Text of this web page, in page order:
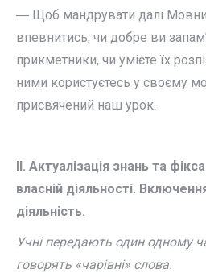
― Щоб мандрувати далі
впевнитись, чи добре ви
прикметники, чи умієте їх
ними користуєтесь у своєму
присвячений наш урок.
ІІ. Актуалізація знань та
власній діяльності.
діяльність.
Учні передають один одному
говорять «чарівні» слова.